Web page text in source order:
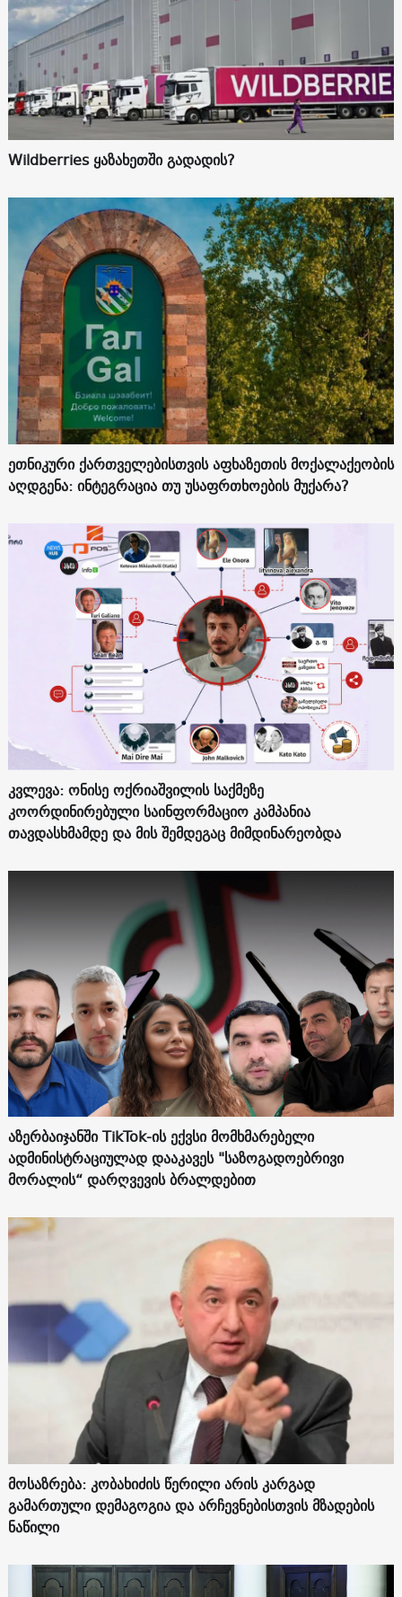
Wildberries ყაზახეთში გადადის?
ეთნიკური ქართველებისთვის აფხაზეთის მოქალაქეობის
აღდგენა: ინტეგრაცია თუ უსაფრთხოების მუქარა?
კვლევა: ონისე ოქრიაშვილის საქმეზე
კოორდინირებული საინფორმაციო კამპანია
თავდასხმამდე და მის შემდეგაც მიმდინარეობდა
აზერბაიჯანში TikTok-ის ექვსი მომხმარებელი
ადმინისტრაციულად დააკავეს "საზოგადოებრივი
მორალის“ დარღვევის ბრალდებით
მოსაზრება: კობახიძის წერილი არის კარგად
გამართული დემაგოგია და არჩევნებისთვის მზადების
ნაწილი